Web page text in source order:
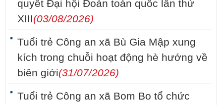
quyết Đại hội Đoàn toàn quốc lần thứ
XIII(03/08/2026)
Tuổi trẻ Công an xã Bù Gia Mập xung
kích trong chuỗi hoạt động hè hướng về
biên giới(31/07/2026)
Tuổi trẻ Công an xã Bom Bo tổ chức